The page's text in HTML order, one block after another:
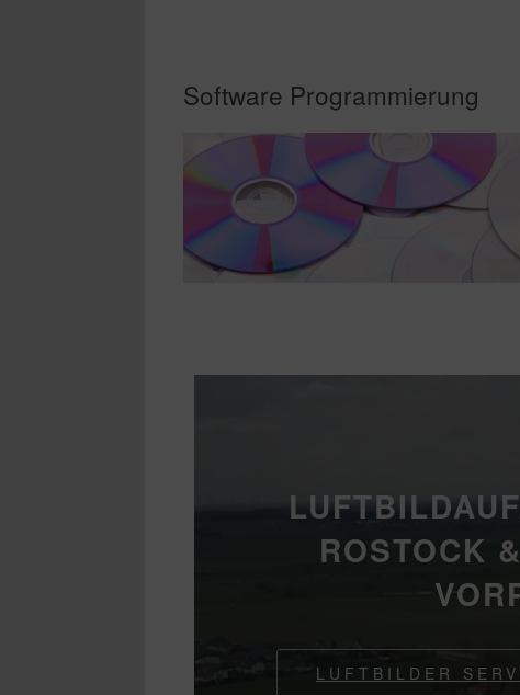
Software Programmierung
ROSTOCK
LUFTBILDER